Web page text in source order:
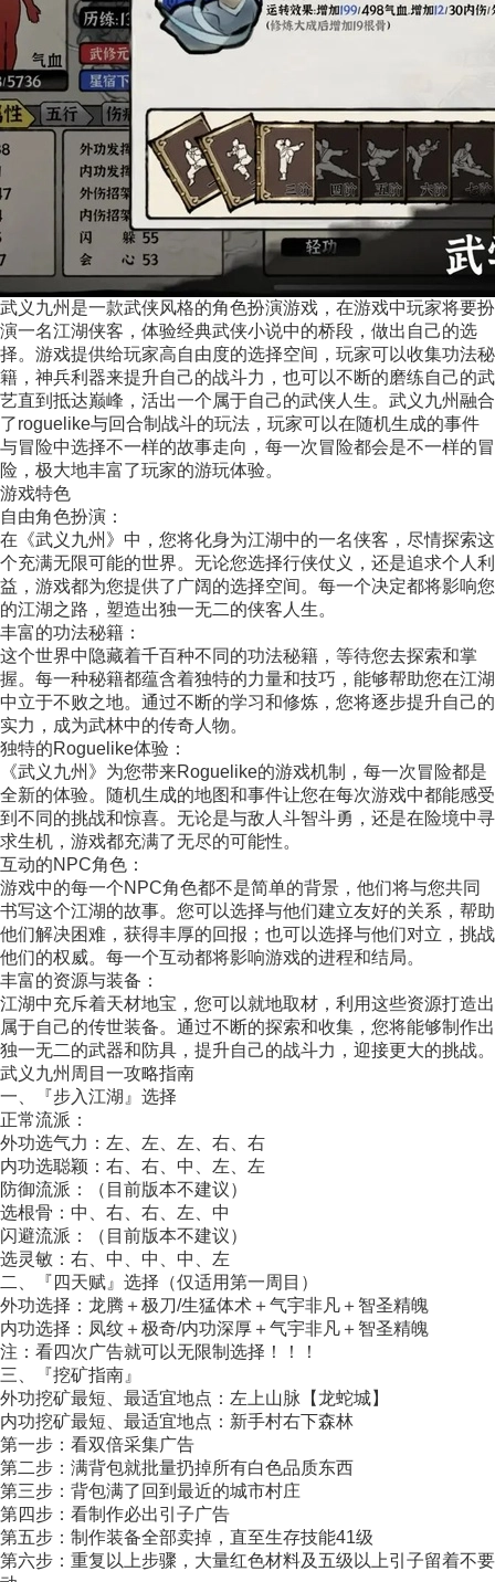
武义九州是一款武侠风格的角色扮演游戏，在游戏中玩家将要扮
演一名江湖侠客，体验经典武侠小说中的桥段，做出自己的选
择。游戏提供给玩家高自由度的选择空间，玩家可以收集功法秘
籍，神兵利器来提升自己的战斗力，也可以不断的磨练自己的武
艺直到抵达巅峰，活出一个属于自己的武侠人生。武义九州融合
了roguelike与回合制战斗的玩法，玩家可以在随机生成的事件
与冒险中选择不一样的故事走向，每一次冒险都会是不一样的冒
险，极大地丰富了玩家的游玩体验。
游戏特色
自由角色扮演：
在《武义九州》中，您将化身为江湖中的一名侠客，尽情探索这
个充满无限可能的世界。无论您选择行侠仗义，还是追求个人利
益，游戏都为您提供了广阔的选择空间。每一个决定都将影响您
的江湖之路，塑造出独一无二的侠客人生。
丰富的功法秘籍：
这个世界中隐藏着千百种不同的功法秘籍，等待您去探索和掌
握。每一种秘籍都蕴含着独特的力量和技巧，能够帮助您在江湖
中立于不败之地。通过不断的学习和修炼，您将逐步提升自己的
实力，成为武林中的传奇人物。
独特的Roguelike体验：
《武义九州》为您带来Roguelike的游戏机制，每一次冒险都是
全新的体验。随机生成的地图和事件让您在每次游戏中都能感受
到不同的挑战和惊喜。无论是与敌人斗智斗勇，还是在险境中寻
求生机，游戏都充满了无尽的可能性。
互动的NPC角色：
游戏中的每一个NPC角色都不是简单的背景，他们将与您共同
书写这个江湖的故事。您可以选择与他们建立友好的关系，帮助
他们解决困难，获得丰厚的回报；也可以选择与他们对立，挑战
他们的权威。每一个互动都将影响游戏的进程和结局。
丰富的资源与装备：
江湖中充斥着天材地宝，您可以就地取材，利用这些资源打造出
属于自己的传世装备。通过不断的探索和收集，您将能够制作出
独一无二的武器和防具，提升自己的战斗力，迎接更大的挑战。
武义九州周目一攻略指南
一、『步入江湖』选择
正常流派：
外功选气力：左、左、左、右、右
内功选聪颖：右、右、中、左、左
防御流派：（目前版本不建议）
选根骨：中、右、右、左、中
闪避流派：（目前版本不建议）
选灵敏：右、中、中、中、左
二、『四天赋』选择（仅适用第一周目）
外功选择：龙腾＋极刀/生猛体术＋气宇非凡＋智圣精魄
内功选择：凤纹＋极奇/内功深厚＋气宇非凡＋智圣精魄
注：看四次广告就可以无限制选择！！！
三、『挖矿指南』
外功挖矿最短、最适宜地点：左上山脉【龙蛇城】
内功挖矿最短、最适宜地点：新手村右下森林
第一步：看双倍采集广告
第二步：满背包就批量扔掉所有白色品质东西
第三步：背包满了回到最近的城市村庄
第四步：看制作必出引子广告
第五步：制作装备全部卖掉，直至生存技能41级
第六步：重复以上步骤，大量红色材料及五级以上引子留着不要